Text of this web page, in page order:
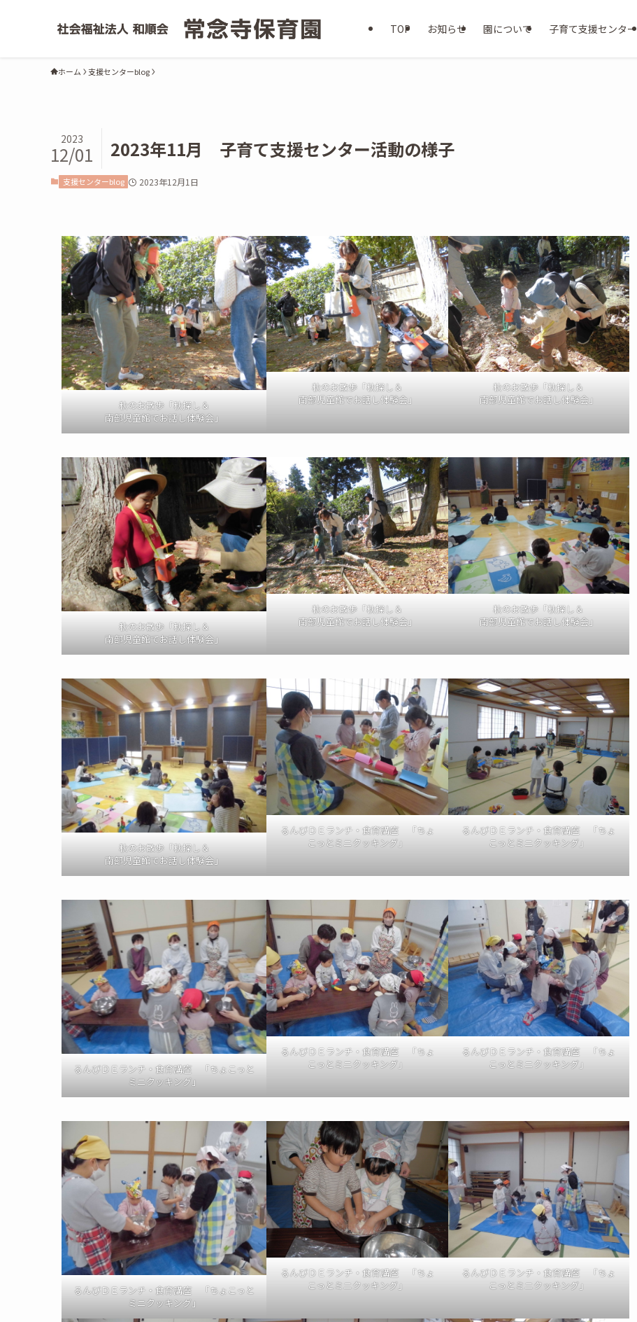
TOP お知らせ 園について 子育て支援センター
ホーム 支援センターblog
2023年11月 子育て支援センター活動の様子
2023
12/01
支援センターblog 2023年12月1日
秋のお散歩「秋探し＆
南部児童館でお話し体験会」
秋のお散歩「秋探し＆
南部児童館でお話し体験会」
秋のお散歩「秋探し＆
南部児童館でお話し体験会」
秋のお散歩「秋探し＆
南部児童館でお話し体験会」
秋のお散歩「秋探し＆
南部児童館でお話し体験会」
秋のお散歩「秋探し＆
南部児童館でお話し体験会」
秋のお散歩「秋探し＆
南部児童館でお話し体験会」
るんびＤＥランチ・食育講座 「ちょ
こっとミニクッキング」
るんびＤＥランチ・食育講座 「ちょ
こっとミニクッキング」
るんびＤＥランチ・食育講座 「ちょこっと
ミニクッキング」
るんびＤＥランチ・食育講座 「ちょ
こっとミニクッキング」
るんびＤＥランチ・食育講座 「ちょ
こっとミニクッキング」
るんびＤＥランチ・食育講座 「ちょこっと
ミニクッキング」
るんびＤＥランチ・食育講座 「ちょ
こっとミニクッキング」
るんびＤＥランチ・食育講座 「ちょ
こっとミニクッキング」